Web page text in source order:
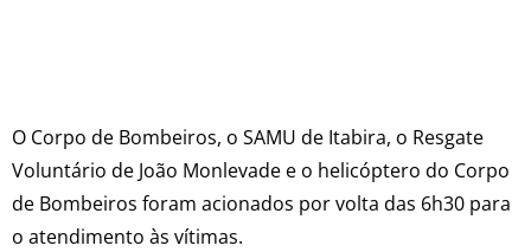
O Corpo de Bombeiros, o SAMU de Itabira, o Resgate
Voluntário de João Monlevade e o helicóptero do Corpo
de Bombeiros foram acionados por volta das 6h30 para
o atendimento às vítimas.